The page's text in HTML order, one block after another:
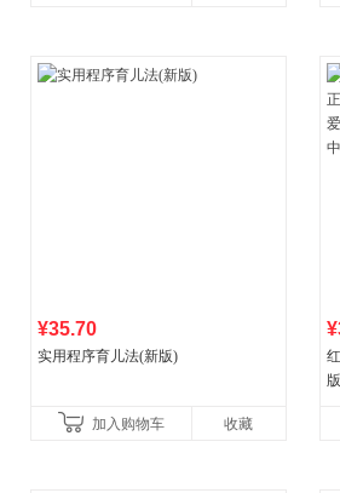
¥35.70
实用程序育儿法(新版)
加入购物车 收藏